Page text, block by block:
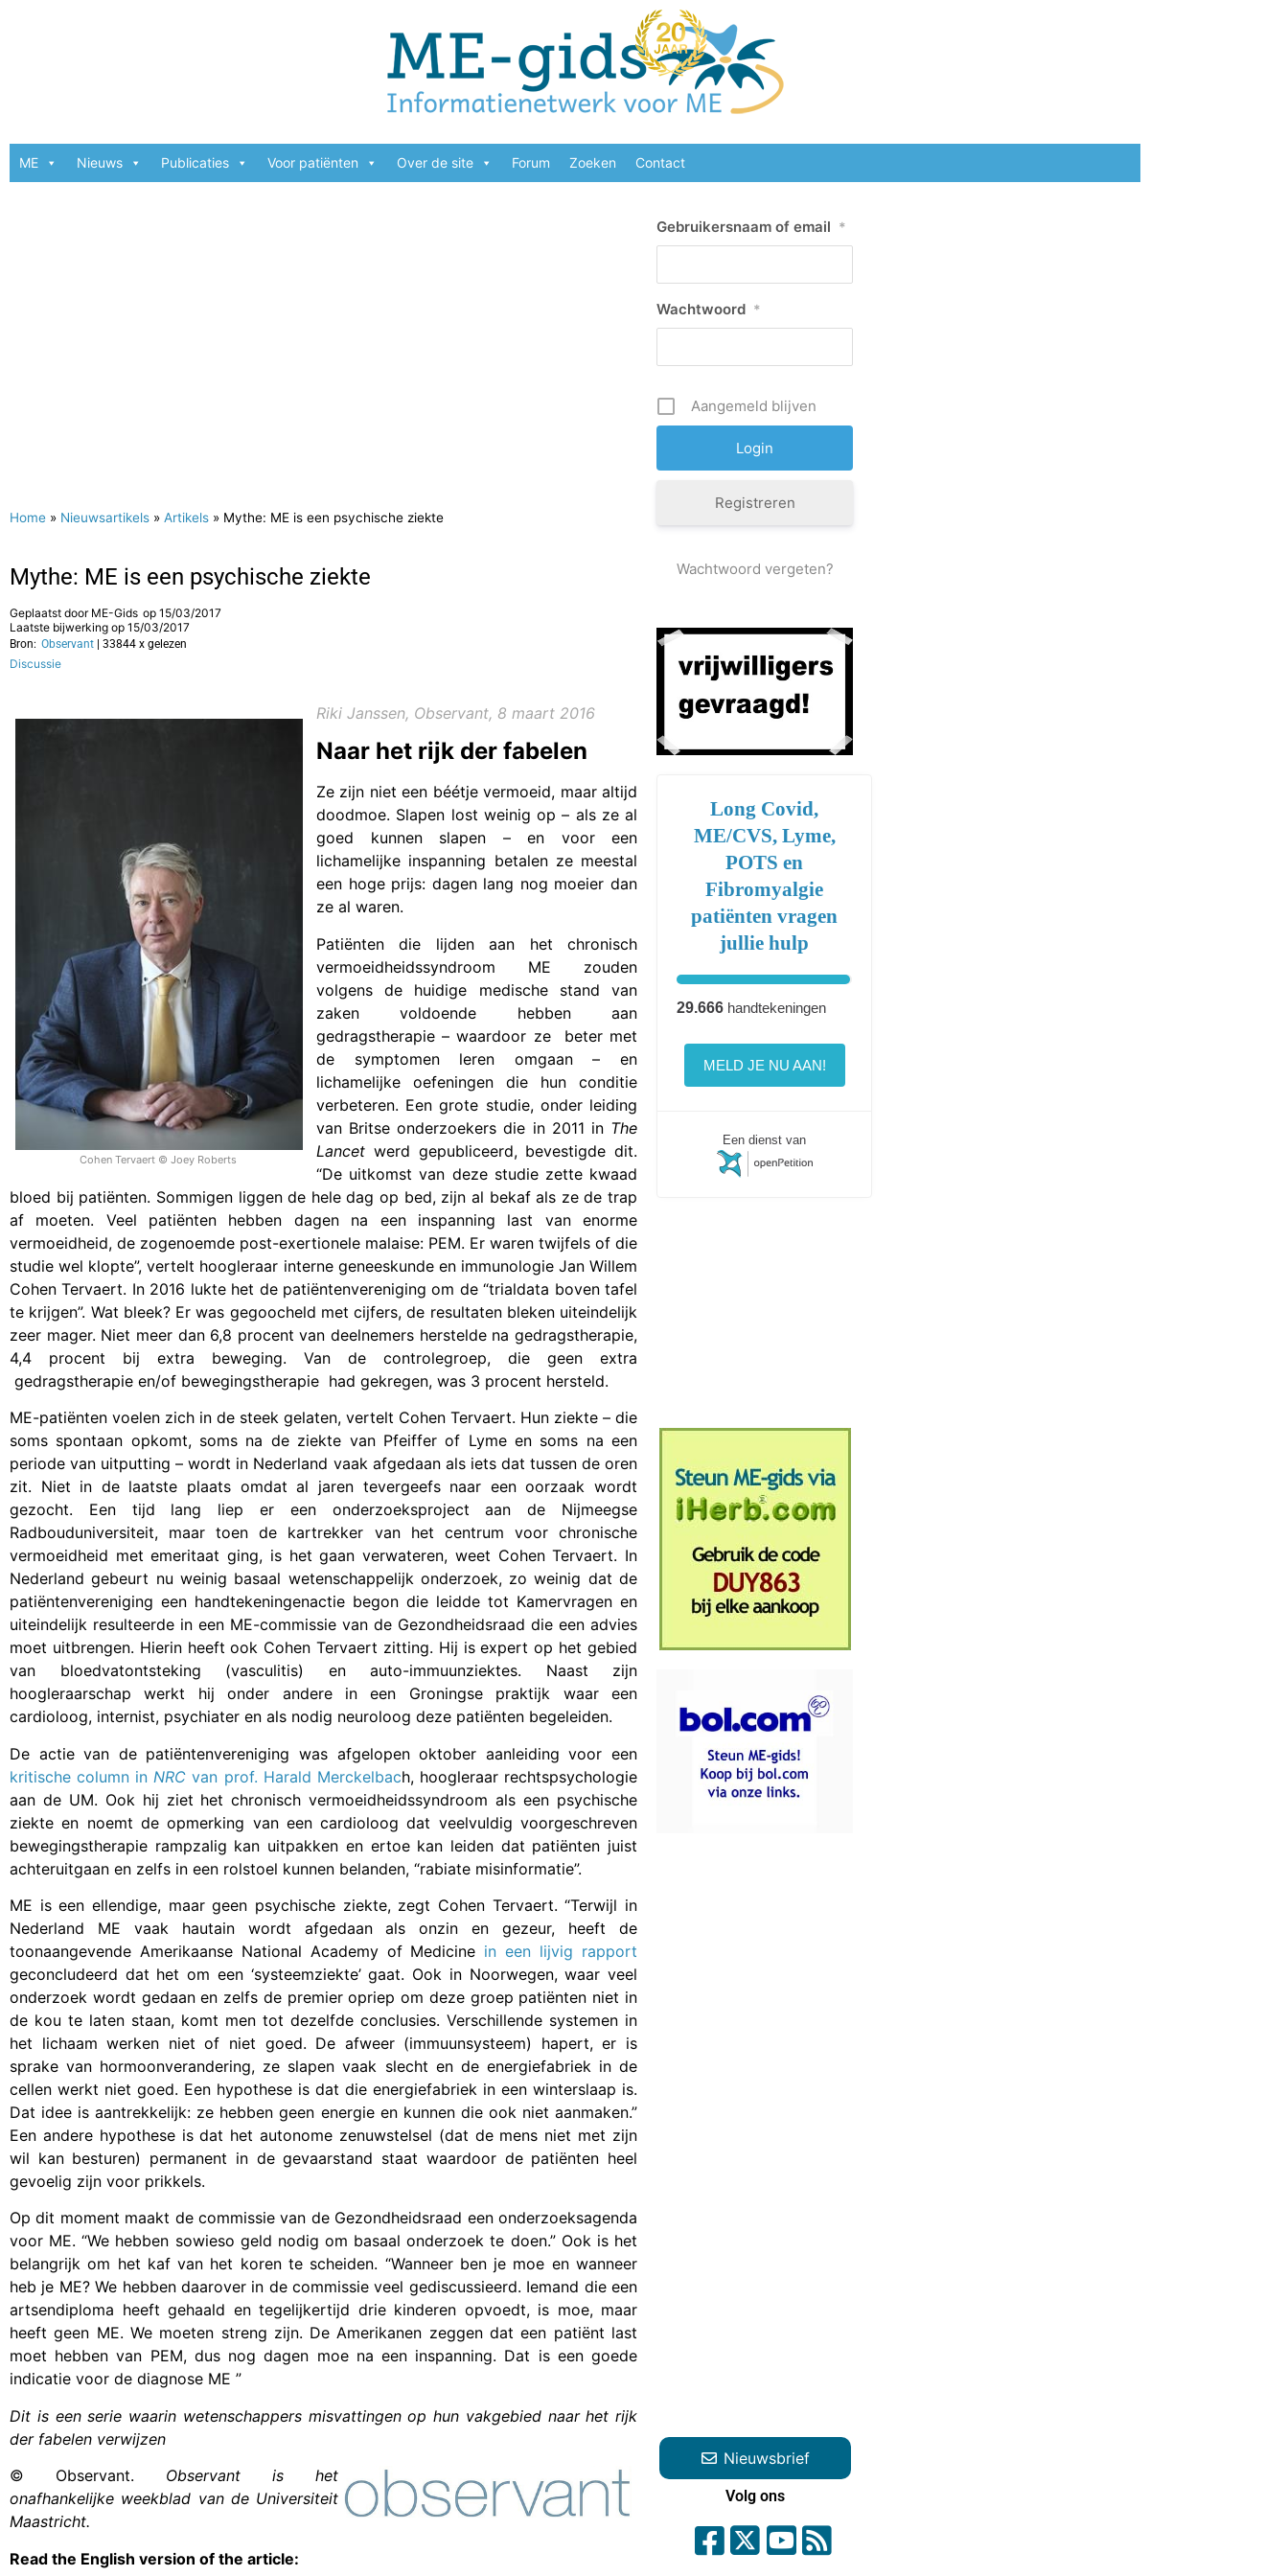
ME Nieuws Publicaties Voor patiënten Over de site Forum Zoeken Contact
Home » Nieuwsartikels » Artikels » Mythe: ME is een psychische ziekte
Mythe: ME is een psychische ziekte
Geplaatst door ME-Gids op 15/03/2017
Laatste bijwerking op 15/03/2017
Bron: Observant | 33844 x gelezen
Discussie
Cohen Tervaert © Joey Roberts
Riki Janssen, Observant, 8 maart 2016
Naar het rijk der fabelen
Ze zijn niet een béétje vermoeid, maar altijd
doodmoe. Slapen lost weinig op – als ze al
goed kunnen slapen – en voor een
lichamelijke inspanning betalen ze meestal
een hoge prijs: dagen lang nog moeier dan
ze al waren.
Patiënten die lijden aan het chronisch
vermoeidheidssyndroom ME zouden
volgens de huidige medische stand van
zaken voldoende hebben aan
gedragstherapie – waardoor ze beter met
de symptomen leren omgaan – en
lichamelijke oefeningen die hun conditie
verbeteren. Een grote studie, onder leiding
van Britse onderzoekers die in 2011 in The
Lancet werd gepubliceerd, bevestigde dit.
“De uitkomst van deze studie zette kwaad
bloed bij patiënten. Sommigen liggen de hele dag op bed, zijn al bekaf als ze de trap
af moeten. Veel patiënten hebben dagen na een inspanning last van enorme
vermoeidheid, de zogenoemde post-exertionele malaise: PEM. Er waren twijfels of die
studie wel klopte”, vertelt hoogleraar interne geneeskunde en immunologie Jan Willem
Cohen Tervaert. In 2016 lukte het de patiëntenvereniging om de “trialdata boven tafel
te krijgen”. Wat bleek? Er was gegoocheld met cijfers, de resultaten bleken uiteindelijk
zeer mager. Niet meer dan 6,8 procent van deelnemers herstelde na gedragstherapie,
4,4 procent bij extra beweging. Van de controlegroep, die geen extra
gedragstherapie en/of bewegingstherapie had gekregen, was 3 procent hersteld.
ME-patiënten voelen zich in de steek gelaten, vertelt Cohen Tervaert. Hun ziekte – die
soms spontaan opkomt, soms na de ziekte van Pfeiffer of Lyme en soms na een
periode van uitputting – wordt in Nederland vaak afgedaan als iets dat tussen de oren
zit. Niet in de laatste plaats omdat al jaren tevergeefs naar een oorzaak wordt
gezocht. Een tijd lang liep er een onderzoeksproject aan de Nijmeegse
Radbouduniversiteit, maar toen de kartrekker van het centrum voor chronische
vermoeidheid met emeritaat ging, is het gaan verwateren, weet Cohen Tervaert. In
Nederland gebeurt nu weinig basaal wetenschappelijk onderzoek, zo weinig dat de
patiëntenvereniging een handtekeningenactie begon die leidde tot Kamervragen en
uiteindelijk resulteerde in een ME-commissie van de Gezondheidsraad die een advies
moet uitbrengen. Hierin heeft ook Cohen Tervaert zitting. Hij is expert op het gebied
van bloedvatontsteking (vasculitis) en auto-immuunziektes. Naast zijn
hoogleraarschap werkt hij onder andere in een Groningse praktijk waar een
cardioloog, internist, psychiater en als nodig neuroloog deze patiënten begeleiden.
De actie van de patiëntenvereniging was afgelopen oktober aanleiding voor een
kritische column in NRC van prof. Harald Merckelbach, hoogleraar rechtspsychologie
aan de UM. Ook hij ziet het chronisch vermoeidheidssyndroom als een psychische
ziekte en noemt de opmerking van een cardioloog dat veelvuldig voorgeschreven
bewegingstherapie rampzalig kan uitpakken en ertoe kan leiden dat patiënten juist
achteruitgaan en zelfs in een rolstoel kunnen belanden, “rabiate misinformatie”.
ME is een ellendige, maar geen psychische ziekte, zegt Cohen Tervaert. “Terwijl in
Nederland ME vaak hautain wordt afgedaan als onzin en gezeur, heeft de
toonaangevende Amerikaanse National Academy of Medicine in een lijvig rapport
geconcludeerd dat het om een ‘systeemziekte’ gaat. Ook in Noorwegen, waar veel
onderzoek wordt gedaan en zelfs de premier opriep om deze groep patiënten niet in
de kou te laten staan, komt men tot dezelfde conclusies. Verschillende systemen in
het lichaam werken niet of niet goed. De afweer (immuunsysteem) hapert, er is
sprake van hormoonverandering, ze slapen vaak slecht en de energiefabriek in de
cellen werkt niet goed. Een hypothese is dat die energiefabriek in een winterslaap is.
Dat idee is aantrekkelijk: ze hebben geen energie en kunnen die ook niet aanmaken.”
Een andere hypothese is dat het autonome zenuwstelsel (dat de mens niet met zijn
wil kan besturen) permanent in de gevaarstand staat waardoor de patiënten heel
gevoelig zijn voor prikkels.
Op dit moment maakt de commissie van de Gezondheidsraad een onderzoeksagenda
voor ME. “We hebben sowieso geld nodig om basaal onderzoek te doen.” Ook is het
belangrijk om het kaf van het koren te scheiden. “Wanneer ben je moe en wanneer
heb je ME? We hebben daarover in de commissie veel gediscussieerd. Iemand die een
artsendiploma heeft gehaald en tegelijkertijd drie kinderen opvoedt, is moe, maar
heeft geen ME. We moeten streng zijn. De Amerikanen zeggen dat een patiënt last
moet hebben van PEM, dus nog dagen moe na een inspanning. Dat is een goede
indicatie voor de diagnose ME ”
Dit is een serie waarin wetenschappers misvattingen op hun vakgebied naar het rijk
der fabelen verwijzen
© Observant. Observant is het
onafhankelijke weekblad van de Universiteit
Maastricht.
Read the English version of the article:
Gebruikersnaam of email *
Wachtwoord *
Aangemeld blijven
Registreren
Wachtwoord vergeten?
Long Covid,
ME/CVS, Lyme,
POTS en
Fibromyalgie
patiënten vragen
jullie hulp
29.666 handtekeningen
MELD JE NU AAN!
Een dienst van
Nieuwsbrief
Volg ons